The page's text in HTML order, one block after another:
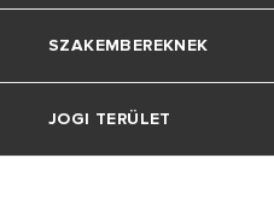
Állás
Tippek És Megoldások
Otthoni Élet
Kapcsolat
Letöltések
SZAKEMBEREKNEK
Normatívák, Szabályok,
JOGI TERÜLET